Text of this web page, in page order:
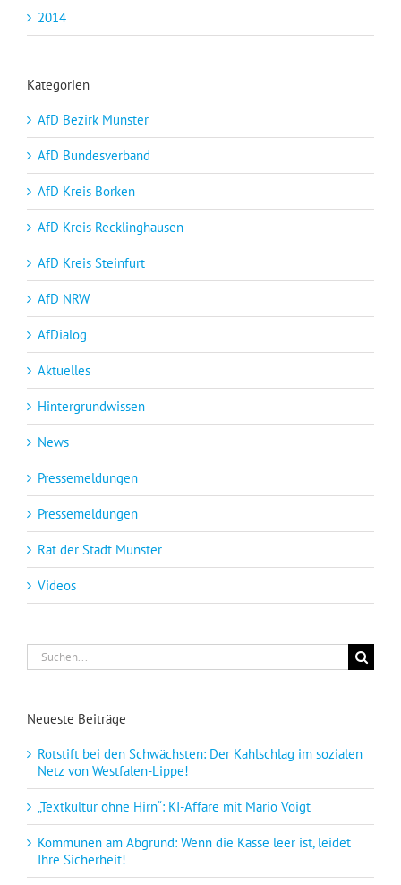
2014
Kategorien
AfD Bezirk Münster
AfD Bundesverband
AfD Kreis Borken
AfD Kreis Recklinghausen
AfD Kreis Steinfurt
AfD NRW
AfDialog
Aktuelles
Hintergrundwissen
News
Pressemeldungen
Pressemeldungen
Rat der Stadt Münster
Videos
Suche
nach:
Neueste Beiträge
Rotstift bei den Schwächsten: Der Kahlschlag im sozialen
Netz von Westfalen-Lippe!
„Textkultur ohne Hirn“: KI-Affäre mit Mario Voigt
Kommunen am Abgrund: Wenn die Kasse leer ist, leidet
Ihre Sicherheit!